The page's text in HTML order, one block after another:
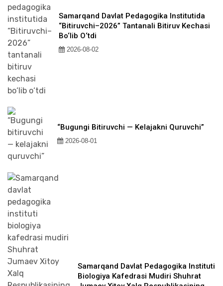
Samarqand Davlat Pedagogika Institutida
“Bitiruvchi–2026” Tantanali Bitiruv Kechasi
Bo‘lib O‘tdi
2026-08-02
“Bugungi Bitiruvchi — Kelajakni Quruvchi”
2026-08-01
Samarqand Davlat Pedagogika Instituti
Biologiya Kafedrasi Mudiri Shuhrat